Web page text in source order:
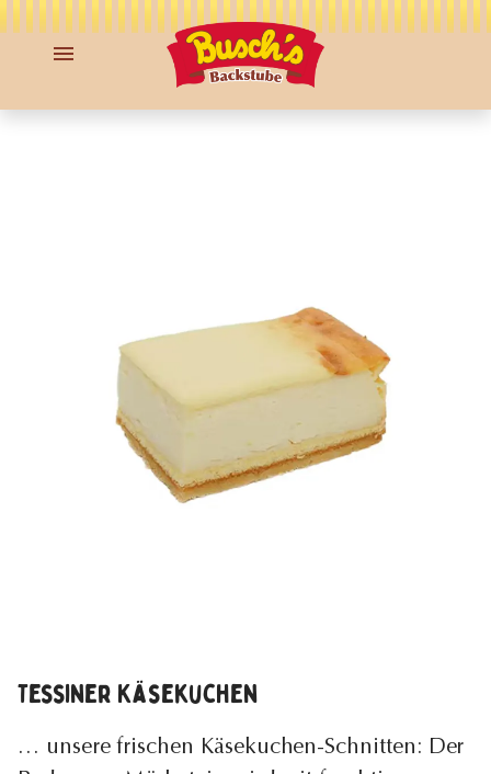
Tessiner Käsekuchen
… unsere frischen Käsekuchen-Schnitten: Der